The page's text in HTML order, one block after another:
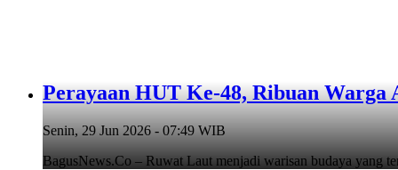
Perayaan HUT Ke-48, Ribuan
Senin, 29 Jun 2026 - 07:49 WIB
BagusNews.Co – Ruwat Laut menjadi warisan budaya yang